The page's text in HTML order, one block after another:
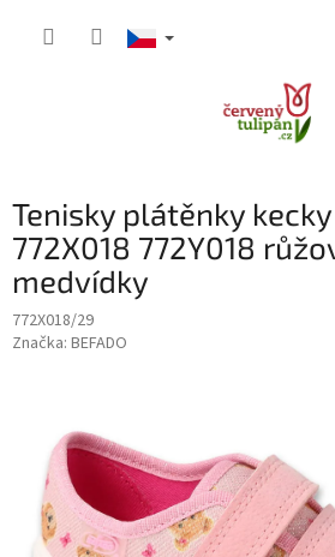
Tenisky plátěnky
772X018 772Y018
medvídky
772X018/29
Značka: BEFADO